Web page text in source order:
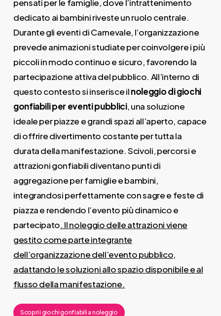
pensati per le famiglie, dove l’intrattenimento
dedicato ai bambini riveste un ruolo centrale.
Durante gli eventi di Carnevale, l’organizzazione
prevede animazioni studiate per coinvolgere i più
piccoli in modo continuo e sicuro, favorendo la
partecipazione attiva del pubblico. All’interno di
questo contesto si inserisce ilnoleggio di giochi
gonfiabili per eventi pubblici, una soluzione
ideale per piazze e grandi spazi all’aperto, capace
di offrire divertimento costante per tutta la
durata della manifestazione. Scivoli, percorsi e
attrazioni gonfiabili diventano punti di
aggregazione per famiglie e bambini,
integrandosi perfettamente con sagre e feste di
piazza e rendendo l’evento più dinamico e
partecipato. Il noleggio delle attrazioni viene
gestito come parte integrante
dell’organizzazione dell’evento pubblico,
adattando le soluzioni allo spazio disponibile e al
flusso della manifestazione.
Scopri i giochi gonfiabili a noleggio